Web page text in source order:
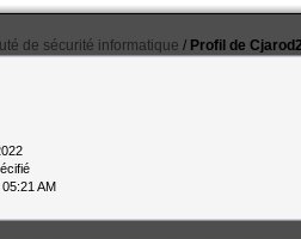
de sécurité informatique / Profil de
AM